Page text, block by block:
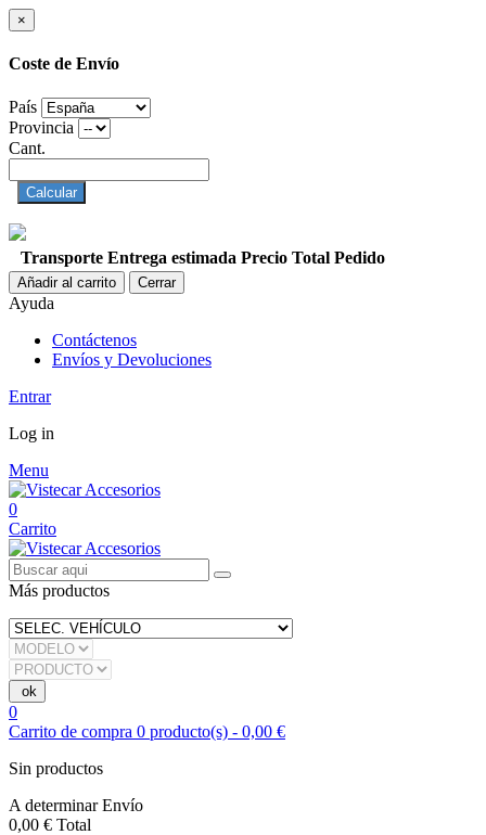
×
Coste de Envío
País
Provincia
Cant.
Calcular
Transporte Entrega estimada Precio Total Pedido
Añadir al carrito Cerrar
Ayuda
Contáctenos
Envíos y Devoluciones
Entrar
Log in
Menu
0
Carrito
Más productos
0
Carrito de compra 0 producto(s) - 0,00 €
Sin productos
A determinarEnvío
0,00 € Total